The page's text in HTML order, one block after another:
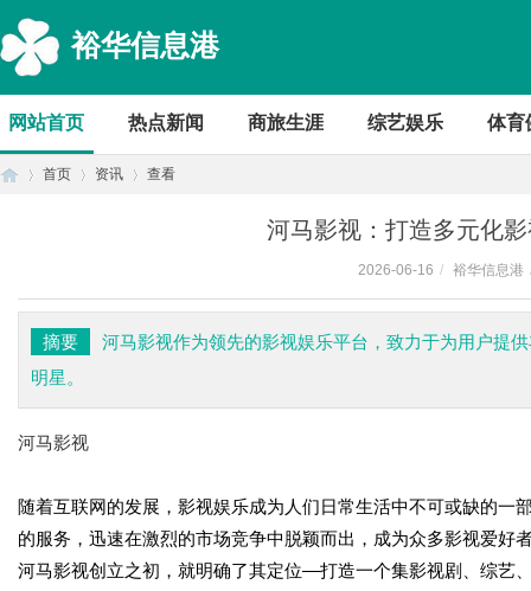
裕华信息港
网站首页 热点新闻 商旅生涯 综艺娱乐 体育
首页 资讯 查看
河马影视：打造多元化
2026-06-16 / 裕华信息港
摘要
河马影视作为领先的影视娱乐平台，致力于为用户提
明星。
河马影视
随着互联网的发展，影视娱乐成为人们日常生活中不可或缺的一
的服务，迅速在激烈的市场竞争中脱颖而出，成为众多影视爱好
河马影视创立之初，就明确了其定位—打造一个集影视剧、综艺